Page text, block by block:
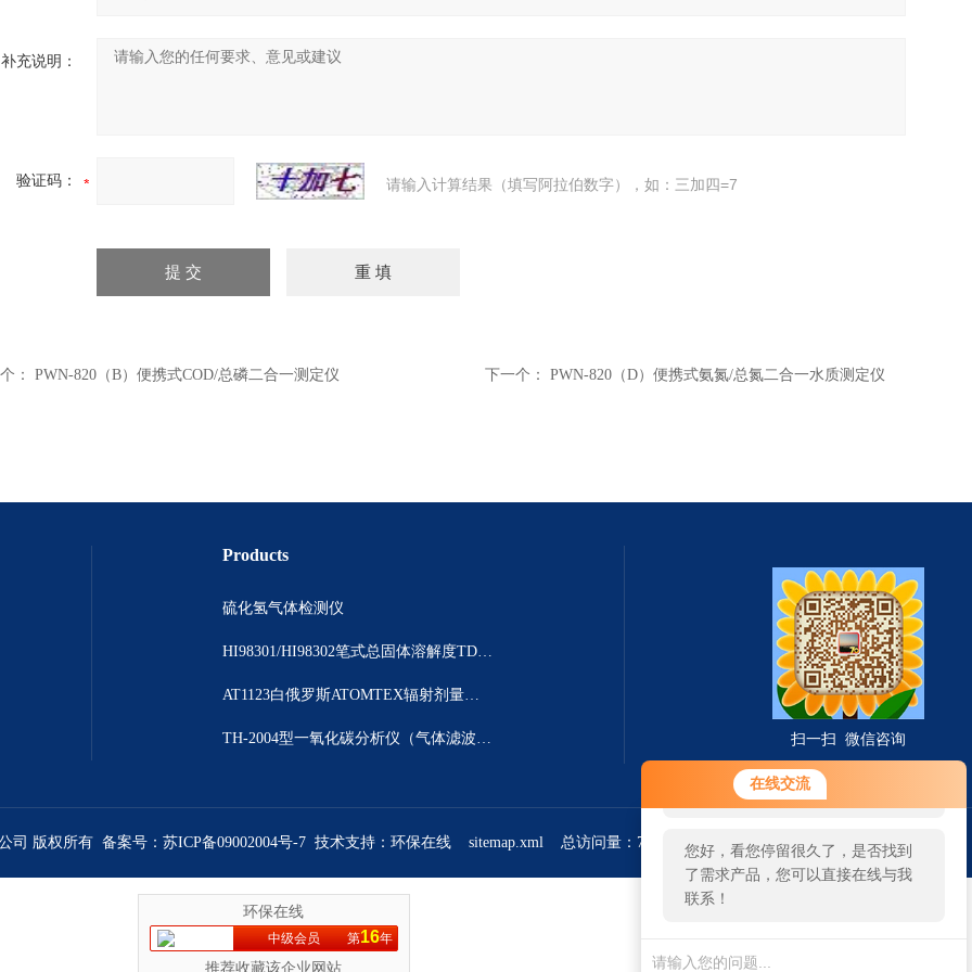
在线交流
您好！欢迎前来咨询，很高兴为您
服务，请问您要咨询什么问题呢？
您好，看您停留很久了，是否找到
了需求产品，您可以直接在线与我
联系！
补充说明：
验证码： 请输入计算结果（填写阿拉伯数字），如：三加四=7
： PWN-820（B）便携式COD/总磷二合一测定仪 下一个： PWN-820（D）便携式氨氮/总氮二合一水质测定仪
Products
硫化氢气体检测仪
HI98301/HI98302笔式总固体溶解度TDS测定仪
AT1123白俄罗斯ATOMTEX辐射剂量测量仪
TH-2004型一氧化碳分析仪（气体滤波相关红外吸收法） 扫一扫 微信咨询
司 版权所有 备案号： 苏ICP备09002004号-7 技术支持： 环保在线 sitemap.xml 总访问量：766270 管理登陆
环保在线
中级会员 第16年
推荐收藏该企业网站